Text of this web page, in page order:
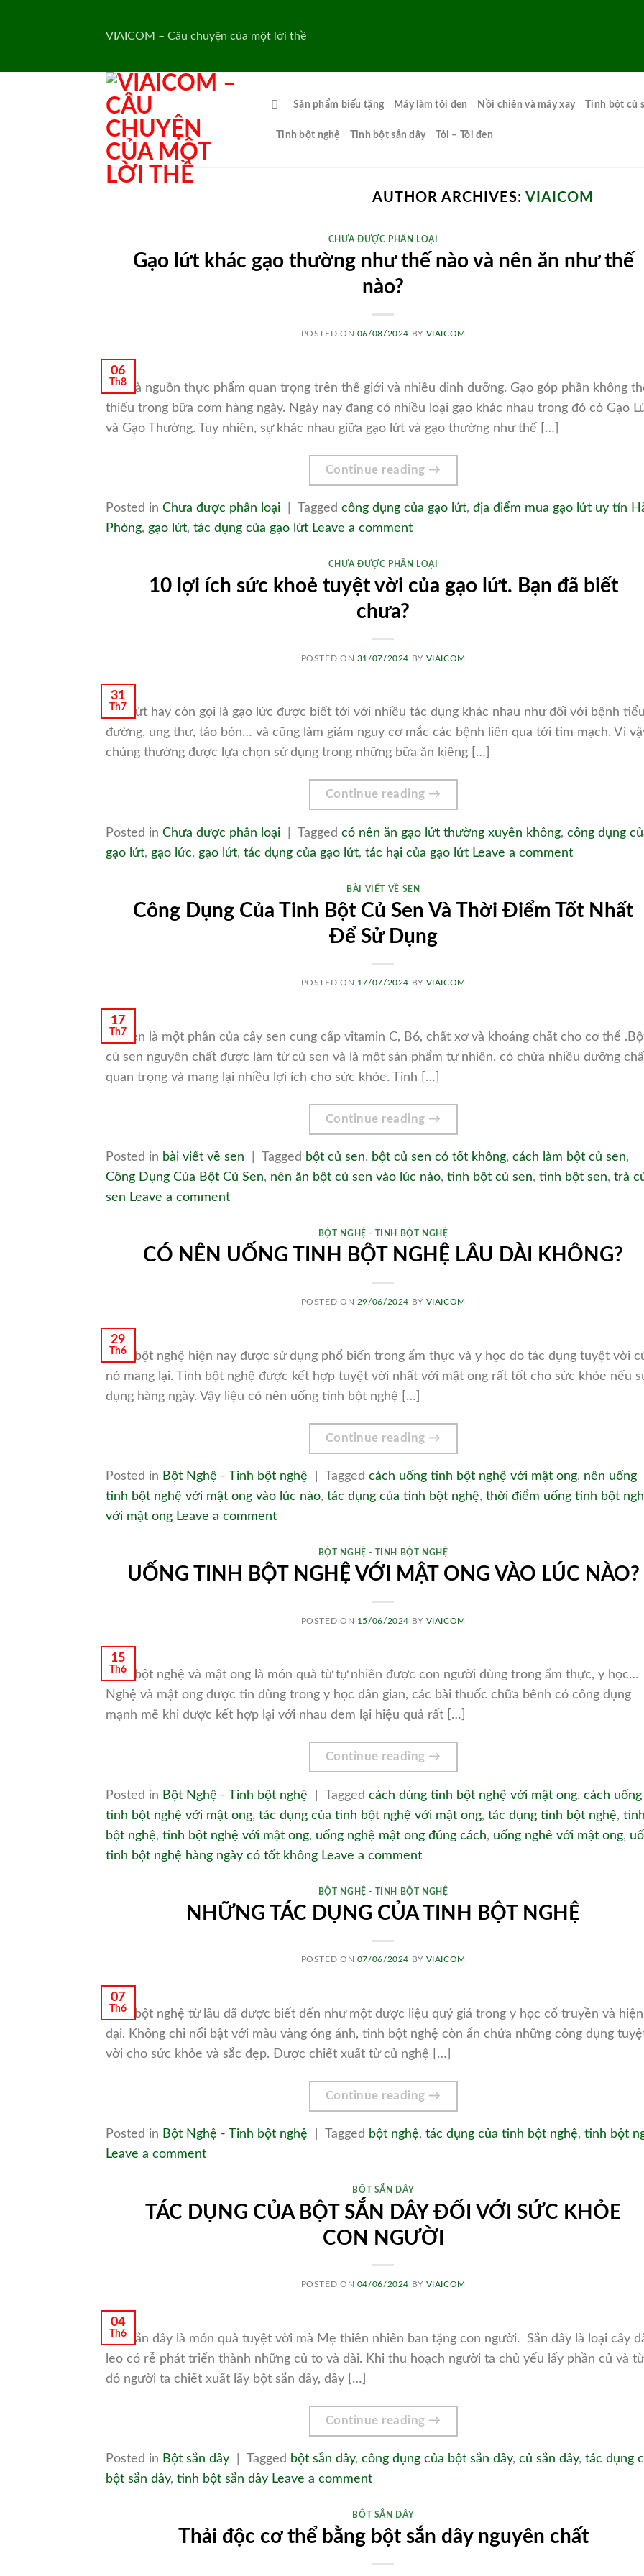
VIAICOM – Câu chuyện của một lời thề
Sản phẩm biếu tặng Máy làm tỏi đen Nồi chiên và máy xay Tinh bột củ
Tinh bột nghệ Tinh bột sắn dây Tỏi – Tỏi đen
AUTHOR ARCHIVES:VIAICOM
CHƯA ĐƯỢC PHÂN LOẠI
Gạo lứt khác gạo thường như thế nào và nên ăn như thế
nào?
POSTED ON 06/08/2024 BY VIAICOM
06
Th8
Gạo là nguồn thực phẩm quan trọng trên thế giới và nhiều dinh dưỡng. Gạo góp phần không
thiếu trong bữa cơm hàng ngày. Ngày nay đang có nhiều loại gạo khác nhau trong đó có Gạo
và Gạo Thường. Tuy nhiên, sự khác nhau giữa gạo lứt và gạo thường như thế […]
Continue reading →
Posted in Chưa được phân loại Tagged công dụng của gạo lứt, địa điểm mua gạo lứt uy tín
Phòng, gạo lứt, tác dụng của gạo lứt Leave a comment
CHƯA ĐƯỢC PHÂN LOẠI
10 lợi ích sức khoẻ tuyệt vời của gạo lứt. Bạn đã biết
chưa?
POSTED ON 31/07/2024 BY VIAICOM
31
Th7
Gạo lứt hay còn gọi là gạo lức được biết tới với nhiều tác dụng khác nhau như đối với bệnh
đường, ung thư, táo bón… và cũng làm giảm nguy cơ mắc các bệnh liên qua tới tim mạch. Vì
chúng thường được lựa chọn sử dụng trong những bữa ăn kiêng […]
Continue reading →
Posted in Chưa được phân loại Tagged có nên ăn gạo lứt thường xuyên không, công dụng
gạo lứt, gạo lức, gạo lứt, tác dụng của gạo lứt, tác hại của gạo lứt Leave a comment
BÀI VIẾT VỀ SEN
Công Dụng Của Tinh Bột Củ Sen Và Thời Điểm Tốt Nhất
Để Sử Dụng
POSTED ON 17/07/2024 BY VIAICOM
17
Th7
Củ sen là một phần của cây sen cung cấp vitamin C, B6, chất xơ và khoáng chất cho cơ thể
củ sen nguyên chất được làm từ củ sen và là một sản phẩm tự nhiên, có chứa nhiều dưỡng
quan trọng và mang lại nhiều lợi ích cho sức khỏe. Tinh […]
Continue reading →
Posted in bài viết về sen Tagged bột củ sen, bột củ sen có tốt không, cách làm bột củ sen,
Công Dụng Của Bột Củ Sen, nên ăn bột củ sen vào lúc nào, tinh bột củ sen, tinh bột sen, trà
sen Leave a comment
BỘT NGHỆ - TINH BỘT NGHỆ
CÓ NÊN UỐNG TINH BỘT NGHỆ LÂU DÀI KHÔNG?
POSTED ON 29/06/2024 BY VIAICOM
29
Th6
Tinh bột nghệ hiện nay được sử dụng phổ biến trong ẩm thực và y học do tác dụng tuyệt vời
nó mang lại. Tinh bột nghệ được kết hợp tuyệt vời nhất với mật ong rất tốt cho sức khỏe nếu
dụng hàng ngày. Vậy liệu có nên uống tinh bột nghệ […]
Continue reading →
Posted in Bột Nghệ - Tinh bột nghệ Tagged cách uống tinh bột nghệ với mật ong, nên uống
tinh bột nghệ với mật ong vào lúc nào, tác dụng của tinh bột nghệ, thời điểm uống tinh bột
với mật ong Leave a comment
BỘT NGHỆ - TINH BỘT NGHỆ
UỐNG TINH BỘT NGHỆ VỚI MẬT ONG VÀO LÚC NÀO?
POSTED ON 15/06/2024 BY VIAICOM
15
Th6
Tinh bột nghệ và mật ong là món quà từ tự nhiên được con người dùng trong ẩm thực, y học…
Nghệ và mật ong được tin dùng trong y học dân gian, các bài thuốc chữa bênh có công dụng
mạnh mẽ khi được kết hợp lại với nhau đem lại hiệu quả rất […]
Continue reading →
Posted in Bột Nghệ - Tinh bột nghệ Tagged cách dùng tinh bột nghệ với mật ong, cách uống
tinh bột nghệ với mật ong, tác dụng của tinh bột nghệ với mật ong, tác dụng tinh bột nghệ,
bột nghệ, tinh bột nghệ với mật ong, uống nghệ mật ong đúng cách, uống nghê với mật ong,
tinh bột nghệ hàng ngày có tốt không Leave a comment
BỘT NGHỆ - TINH BỘT NGHỆ
NHỮNG TÁC DỤNG CỦA TINH BỘT NGHỆ
POSTED ON 07/06/2024 BY VIAICOM
07
Th6
Tinh bột nghệ từ lâu đã được biết đến như một dược liệu quý giá trong y học cổ truyền và hiện
đại. Không chỉ nổi bật với màu vàng óng ánh, tinh bột nghệ còn ẩn chứa những công dụng
vời cho sức khỏe và sắc đẹp. Được chiết xuất từ củ nghệ […]
Continue reading →
Posted in Bột Nghệ - Tinh bột nghệ Tagged bột nghệ, tác dụng của tinh bột nghệ, tinh bột
Leave a comment
BỘT SẮN DÂY
TÁC DỤNG CỦA BỘT SẮN DÂY ĐỐI VỚI SỨC KHỎE
CON NGƯỜI
POSTED ON 04/06/2024 BY VIAICOM
04
Th6
Bột sắn dây là món quà tuyệt vời mà Mẹ thiên nhiên ban tặng con người. Sắn dây là loại cây
leo có rễ phát triển thành những củ to và dài. Khi thu hoạch người ta chủ yếu lấy phần củ và từ
đó người ta chiết xuất lấy bột sắn dây, đây […]
Continue reading →
Posted in Bột sắn dây Tagged bột sắn dây, công dụng của bột sắn dây, củ sắn dây, tác dụng
bột sắn dây, tinh bột sắn dây Leave a comment
BỘT SẮN DÂY
Thải độc cơ thể bằng bột sắn dây nguyên chất